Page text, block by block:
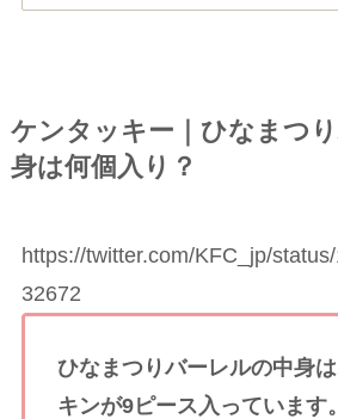
ケンタッキー｜ひなまつ
身は何個入り？
https://twitter.com/KFC_jp/
32672
ひなまつりバーレルの中身
キンが9ピース入っています。